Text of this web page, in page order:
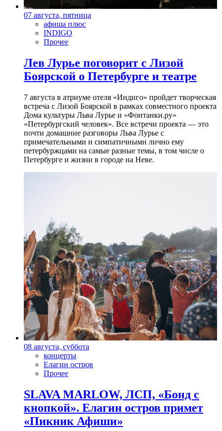
07 августа, пятница
афиша плюс
INDIGO
Прочее
Лев Лурье поговорит с Лизой
Боярской о Петербурге и театре
7 августа в атриуме отеля «Индиго» пройдет творческая
встреча с Лизой Боярской в рамках совместного проекта
Дома культуры Льва Лурье и «Фонтанки.ру»
«Петербургский человек». Все встречи проекта — это
почти домашние разговоры Льва Лурье с
примечательными и симпатичными лично ему
петербуржцами на самые разные темы, в том числе о
Петербурге и жизни в городе на Неве.
08 августа, суббота
концерты
Елагин остров
Прочее
SLAVA MARLOW, ЛСП, «Бонд с
кнопкой». Елагин остров примет
«Пикник Афиши»